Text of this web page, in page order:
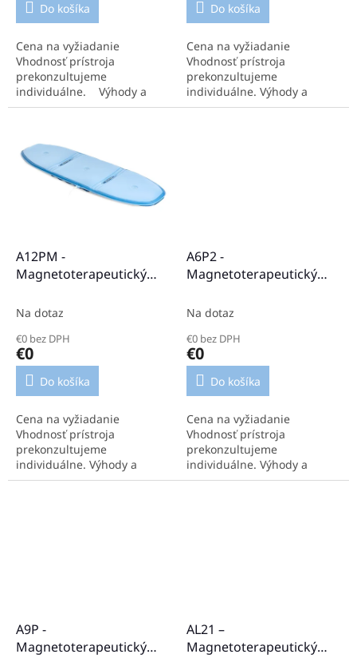
Do košíka
Cena na vyžiadanie
Vhodnosť prístroja
prekonzultujeme
individuálne. Výhody a
parametre aplikátora:
tela....
Do košíka
Cena na vyžiadanie
Vhodnosť prístroja
prekonzultujeme
individuálne. Výhody a
parametre aplikátora:
A12PM -
Magnetoterapeutický
Na dotaz
€0 bez DPH
€0
Do košíka
Cena na vyžiadanie
Vhodnosť prístroja
prekonzultujeme
individuálne. Výhody a
parametre aplikátora: Môže
A6P2 -
Magnetoterapeutický
Na dotaz
€0 bez DPH
€0
Do košíka
Cena na vyžiadanie
Vhodnosť prístroja
prekonzultujeme
individuálne. Výhody a
parametre aplikátora:
A9P -
Magnetoterapeutický
AL21 –
Magnetoterapeutický